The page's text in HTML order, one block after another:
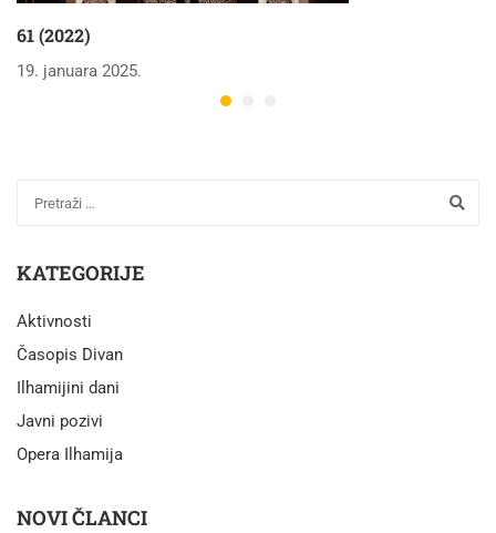
61 (2022)
19. januara 2025.
KATEGORIJE
Aktivnosti
Časopis Divan
Ilhamijini dani
Javni pozivi
Opera Ilhamija
NOVI ČLANCI